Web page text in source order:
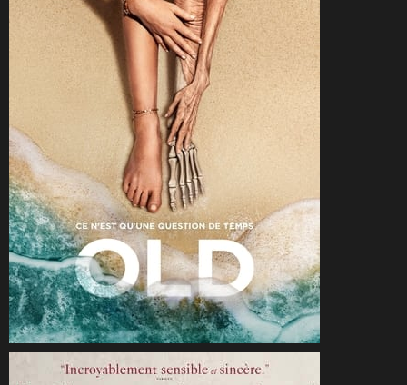
CineSam 4 août 2021